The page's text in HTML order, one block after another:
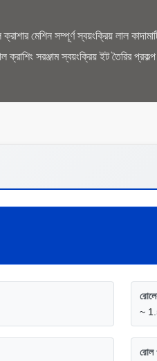
মেশিন সম্পূর্ণ স্বয়ংক্রিয় লাল
~
রোল